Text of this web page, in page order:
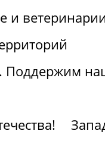
и
Поддержим